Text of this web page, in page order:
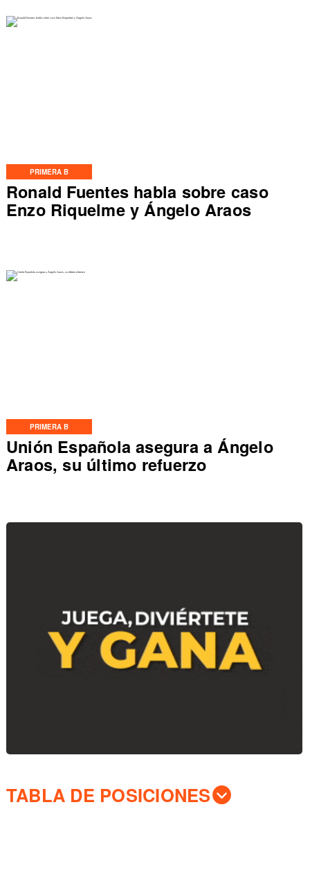
PRIMERA B
Ronald Fuentes habla sobre caso
Enzo Riquelme y Ángelo Araos
PRIMERA B
Unión Española asegura a Ángelo
Araos, su último refuerzo
TABLA DE POSICIONES